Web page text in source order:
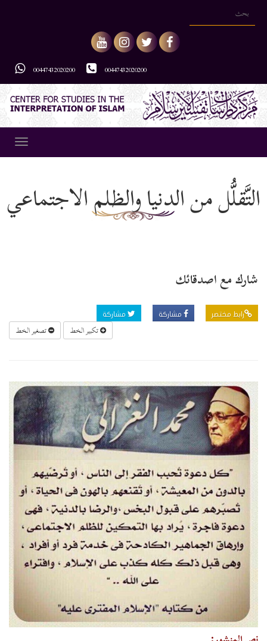
00447432020200 00447432020200
التَّقلُّل من الدنيا والظلم الاجتماعي
شارك مع اصدقائك
رابط مختصر مشاركة مشاركة
تكبير الخط تصغير الخط